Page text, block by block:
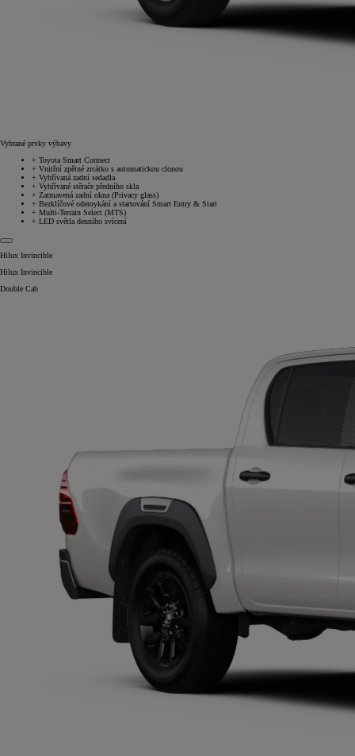
Vybrané prvky výbavy
+ Toyota Smart Connect
+ Vnitřní zpětné zrcátko s automatickou clonou
+ Vyhřívaná zadní sedadla
+ Vyhřívané stěrače předního skla
+ Zatmavená zadní okna (Privacy glass)
+ Bezklíčové odemykání a startování Smart Entry & Start
+ Multi-Terrain Select (MTS)
+ LED světla denního svícení
Hilux Invincible
Hilux Invincible
Double Cab